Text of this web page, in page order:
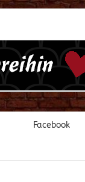
Facebook